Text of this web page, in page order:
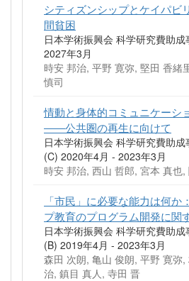
シティズンシップとケイパビ
間貧困
日本学術振興会 科学研究費助
2027年3月
時安 邦治, 平野 寛弥, 堅田 香緒
慎司
情動と身体的コミュニケーシ
――公共圏の再生に向けて
日本学術振興会 科学研究費助
(C) 2020年4月 - 2023年3月
時安 邦治, 西山 哲郎, 宮本 真也
「市民」に必要な能力は何か
プ教育のプログラム開発に関
日本学術振興会 科学研究費助
(B) 2019年4月 - 2023年3月
森田 次朗, 亀山 俊朗, 平野 寛弥
治, 鎮目 真人, 寺田 晋